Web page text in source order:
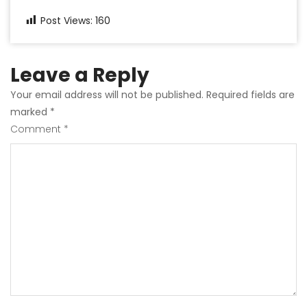
Post Views: 160
Leave a Reply
Your email address will not be published. Required fields are
marked *
Comment *